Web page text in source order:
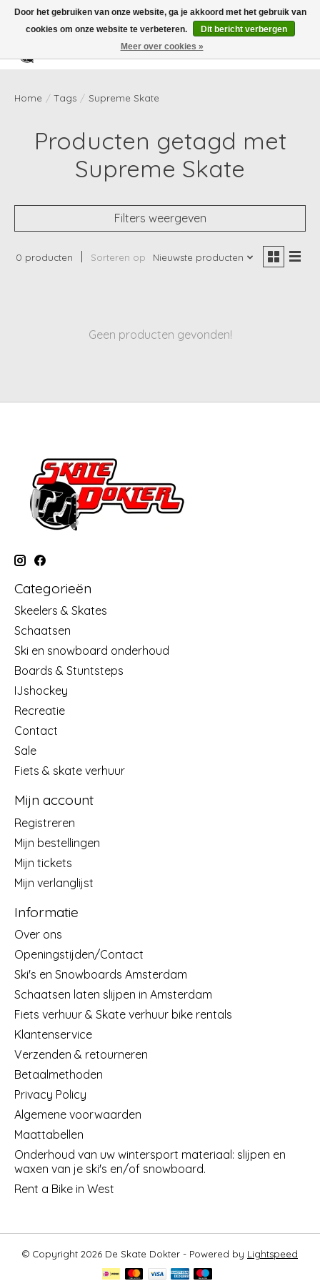
Verlanglijst
Home / Tags / Supreme Skate
Producten getagd met
Supreme Skate
Filters weergeven
0 producten Sorteren op Nieuwste producten
Geen producten gevonden!
Categorieën
Skeelers & Skates
Schaatsen
Ski en snowboard onderhoud
Boards & Stuntsteps
IJshockey
Recreatie
Contact
Sale
Fiets & skate verhuur
Mijn account
Registreren
Mijn bestellingen
Mijn tickets
Mijn verlanglijst
Informatie
Over ons
Openingstijden/Contact
Ski's en Snowboards Amsterdam
Schaatsen laten slijpen in Amsterdam
Fiets verhuur & Skate verhuur bike rentals
Klantenservice
Verzenden & retourneren
Betaalmethoden
Privacy Policy
Algemene voorwaarden
Maattabellen
Onderhoud van uw wintersport materiaal: slijpen en
waxen van je ski's en/of snowboard.
Rent a Bike in West
© Copyright 2026 De Skate Dokter - Powered by Lightspeed
Door het gebruiken van onze website, ga je akkoord met het gebruik van
cookies om onze website te verbeteren.
Dit bericht verbergen
Meer over cookies »